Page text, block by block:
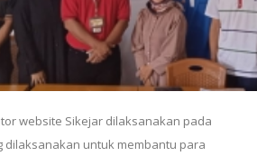
website Sikejar dilaksanakan pada
dilaksanakan untuk membantu para